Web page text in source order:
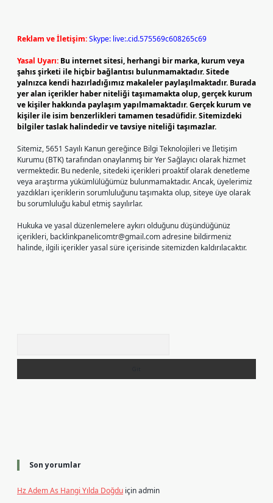
Reklam ve İletişim:Skype: live:.cid.575569c608265c69
Yasal Uyarı: Bu internet sitesi, herhangi bir marka, kurum veya
şahıs şirketi ile hiçbir bağlantısı bulunmamaktadır. Sitede
yalnızca kendi hazırladığımız makaleler paylaşılmaktadır. Burada
yer alan içerikler haber niteliği taşımamakta olup, gerçek kurum
ve kişiler hakkında paylaşım yapılmamaktadır. Gerçek kurum ve
kişiler ile isim benzerlikleri tamamen tesadüfidir. Sitemizdeki
bilgiler taslak halindedir ve tavsiye niteliği taşımazlar.
Sitemiz, 5651 Sayılı Kanun gereğince Bilgi Teknolojileri ve İletişim
Kurumu (BTK) tarafından onaylanmış bir Yer Sağlayıcı olarak hizmet
vermektedir. Bu nedenle, sitedeki içerikleri proaktif olarak denetleme
veya araştırma yükümlülüğümüz bulunmamaktadır. Ancak, üyelerimiz
yazdıkları içeriklerin sorumluluğunu taşımakta olup, siteye üye olarak
bu sorumluluğu kabul etmiş sayılırlar.
Hukuka ve yasal düzenlemelere aykırı olduğunu düşündüğünüz
içerikleri, backlinkpanelicomtr@gmail.comadresine bildirmeniz
halinde, ilgili içerikler yasal süre içerisinde sitemizden kaldırılacaktır.
Son yorumlar
Hz Adem As Hangi Yılda Doğdu içinadmin